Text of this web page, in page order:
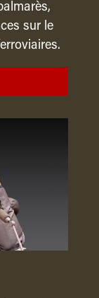
sur le